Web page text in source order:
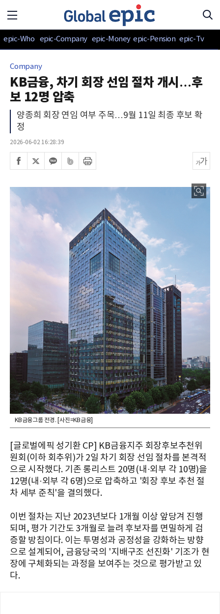
epic-Who epic-Company epic-Money epic-Pension epic-Tv
Company
KB금융, 차기 회장 선임 절차 개시…후
보 12명 압축
양종희 회장 연임 여부 주목…9월 11일 최종 후보 확
정
2026-06-02 16:28:39
KB금융그룹 전경. [사진=KB금융]
[글로벌에픽 성기환 CP] KB금융지주 회장후보추천위
원회(이하 회추위)가 2일 차기 회장 선임 절차를 본격적
으로 시작했다. 기존 롱리스트 20명(내·외부 각 10명)을
12명(내·외부 각 6명)으로 압축하고 '회장 후보 추천 절
차 세부 준칙'을 결의했다.
이번 절차는 지난 2023년보다 1개월 이상 앞당겨 진행
되며, 평가 기간도 3개월로 늘려 후보자를 면밀하게 검
증할 방침이다. 이는 투명성과 공정성을 강화하는 방향
으로 설계되어, 금융당국의 '지배구조 선진화' 기조가 현
장에 구체화되는 과정을 보여주는 것으로 평가받고 있
다.